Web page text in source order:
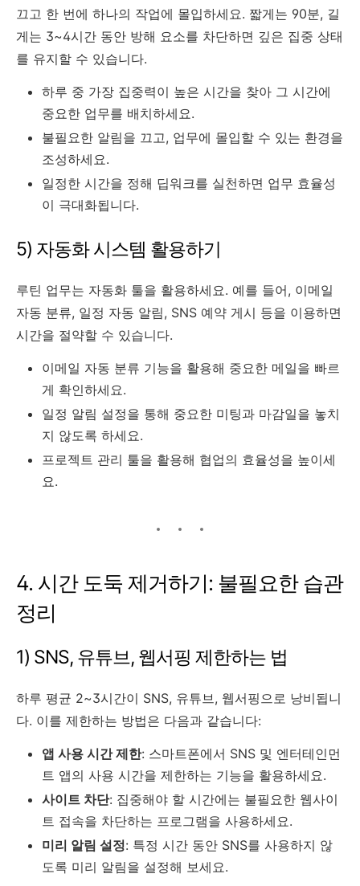
끄고 한 번에 하나의 작업에 몰입하세요. 짧게는 90분, 길
게는 3~4시간 동안 방해 요소를 차단하면 깊은 집중 상태
를 유지할 수 있습니다.
하루 중 가장 집중력이 높은 시간을 찾아 그 시간에
중요한 업무를 배치하세요.
불필요한 알림을 끄고, 업무에 몰입할 수 있는 환경을
조성하세요.
일정한 시간을 정해 딥워크를 실천하면 업무 효율성
이 극대화됩니다.
5) 자동화 시스템 활용하기
루틴 업무는 자동화 툴을 활용하세요. 예를 들어, 이메일
자동 분류, 일정 자동 알림, SNS 예약 게시 등을 이용하면
시간을 절약할 수 있습니다.
이메일 자동 분류 기능을 활용해 중요한 메일을 빠르
게 확인하세요.
일정 알림 설정을 통해 중요한 미팅과 마감일을 놓치
지 않도록 하세요.
프로젝트 관리 툴을 활용해 협업의 효율성을 높이세
요.
4. 시간 도둑 제거하기: 불필요한 습관
정리
1) SNS, 유튜브, 웹서핑 제한하는 법
하루 평균 2~3시간이 SNS, 유튜브, 웹서핑으로 낭비됩니
다. 이를 제한하는 방법은 다음과 같습니다:
앱 사용 시간 제한: 스마트폰에서 SNS 및 엔터테인먼
트 앱의 사용 시간을 제한하는 기능을 활용하세요.
사이트 차단: 집중해야 할 시간에는 불필요한 웹사이
트 접속을 차단하는 프로그램을 사용하세요.
미리 알림 설정: 특정 시간 동안 SNS를 사용하지 않
도록 미리 알림을 설정해 보세요.